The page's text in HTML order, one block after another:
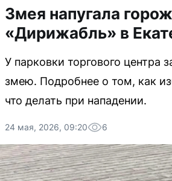
Змея напугала
«Дирижабль» в
У парковки торгового центра
змею. Подробнее о том, как
что делать при нападении.
24 мая, 2026, 09:20 6